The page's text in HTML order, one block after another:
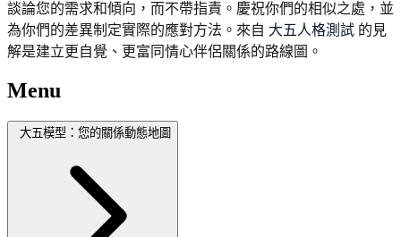
談論您的需求和傾向，而不帶指責。慶祝你們的相似之處，並
為你們的差異制定實際的應對方法。來自 大五人格測試 的見
解是建立更自覺、更富同情心伴侶關係的路線圖。
Menu
大五模型：您的關係動態地圖